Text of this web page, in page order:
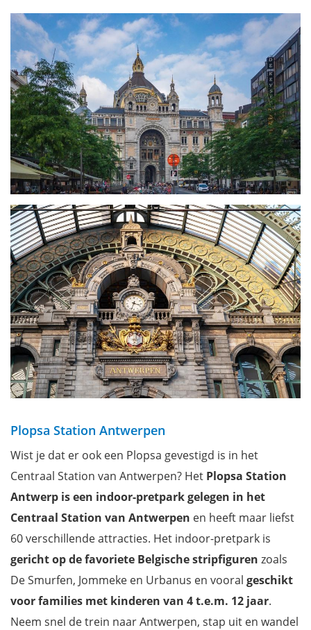
De Sint-Jacobskerk
PAKT
Het Middelheim museum
Kerstmarkt Antwerpen bijwonen
Waar overnachten in Antwerpen?
Wat te doen in de buurt van Antwerpen?
Filmpje: Maak alvast kennis met Antwerpen
Download je gratis stadswandeling Antwerpen
Plopsa Station Antwerpen
Wist je dat er ook een Plopsa gevestigd is in het
Centraal Station van Antwerpen? Het Plopsa Station
Antwerp is een indoor-pretpark gelegen in het
Centraal Station van Antwerpen en heeft maar liefst
60 verschillende attracties. Het indoor-pretpark is
gericht op de favoriete Belgische stripfiguren zoals
De Smurfen, Jommeke en Urbanus en vooral geschikt
voor families met kinderen van 4 t.e.m. 12 jaar.
Neem snel de trein naar Antwerpen, stap uit en wandel